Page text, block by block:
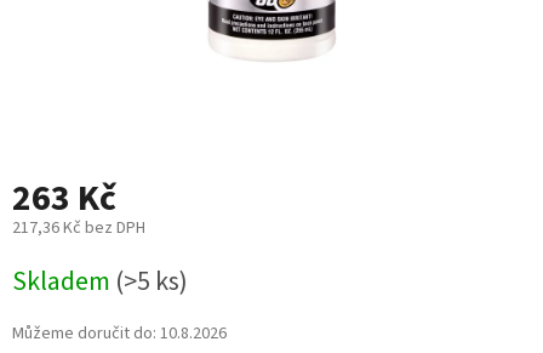
263 Kč
217,36 Kč bez DPH
cena:
Skladem (>5 ks)
Můžeme doručit do: 10.8.2026